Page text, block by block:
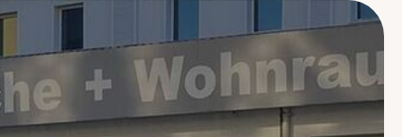
NACHRICHT